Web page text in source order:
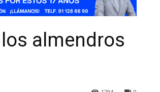
almendros